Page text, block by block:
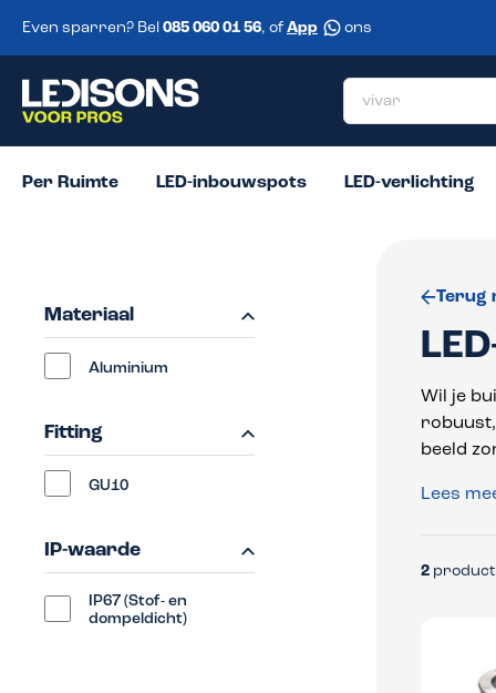
Ga naar de hoofdnavigatie
Even sparren? Bel 085 060 01 56, of App ons
Per Ruimte LED-inbouwspots LED-verlichting
Materiaal
Aluminium
Fitting
GU10
IP-waarde
IP67 (Stof- en
dompeldicht)
Terug
Wil je
beeld
Lees
2